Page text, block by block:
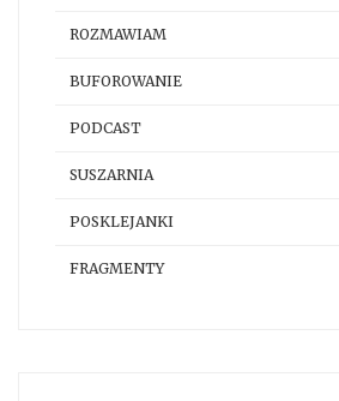
ROZMAWIAM
BUFOROWANIE
PODCAST
SUSZARNIA
POSKLEJANKI
FRAGMENTY